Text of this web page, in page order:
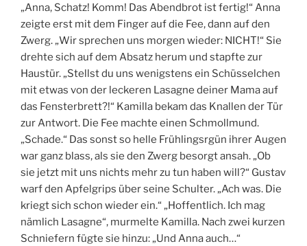
„Anna, Schatz! Komm! Das Abendbrot ist fertig!“ Anna
zeigte erst mit dem Finger auf die Fee, dann auf den
Zwerg. „Wir sprechen uns morgen wieder: NICHT!“ Sie
drehte sich auf dem Absatz herum und stapfte zur
Haustür. „Stellst du uns wenigstens ein Schüsselchen
mit etwas von der leckeren Lasagne deiner Mama auf
das Fensterbrett?!“ Kamilla bekam das Knallen der Tür
zur Antwort. Die Fee machte einen Schmollmund.
„Schade.“ Das sonst so helle Frühlingsrgün ihrer Augen
war ganz blass, als sie den Zwerg besorgt ansah. „Ob
sie jetzt mit uns nichts mehr zu tun haben will?“ Gustav
warf den Apfelgrips über seine Schulter. „Ach was. Die
kriegt sich schon wieder ein.“ „Hoffentlich. Ich mag
nämlich Lasagne“, murmelte Kamilla. Nach zwei kurzen
Schniefern fügte sie hinzu: „Und Anna auch…“